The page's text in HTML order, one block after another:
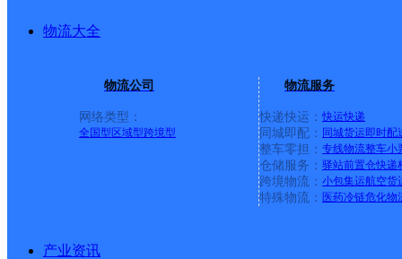
物流大全
物流公司
网络类型：
全国型 区域型跨境型
物流服务
快递快运： 快运快递
同城即配： 同城货运即时配
整车零担： 专线物流整车小
仓储服务： 驿站前置仓快递
跨境物流： 小包集运航空货
特殊物流： 医药冷链危化物
产业资讯